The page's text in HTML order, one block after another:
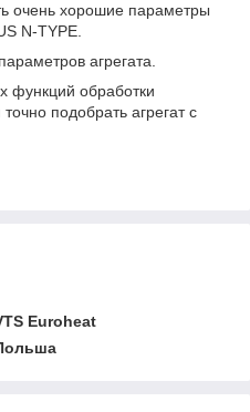
очень хорошие параметры
N-TYPE.
агрегата.
функций обработки
подобрать агрегат с
Euroheat